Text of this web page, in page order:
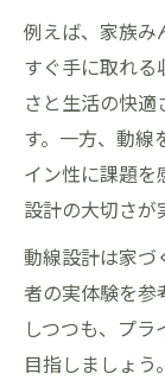
例えば、家族み
すぐ手に取れる
さと生活の快
す。一方、動線
イン性に課題を
設計の大切さが
動線設計は家づ
者の実体験を参
しつつも、プ
目指しましょう。